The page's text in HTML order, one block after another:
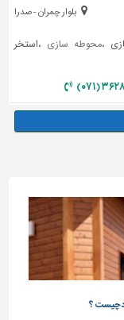
بلوار چمران -صدرا
،محوطه سازی ،استخر
(۰۷۱)